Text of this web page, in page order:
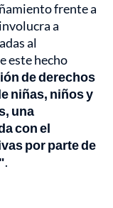
frente a
a
al
este hecho
de derechos
niñas, niños y
una
con el
por parte de
.